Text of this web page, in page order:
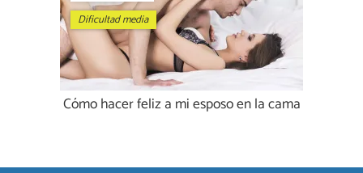
Dificultad media
Cómo hacer feliz a mi esposo en la cama